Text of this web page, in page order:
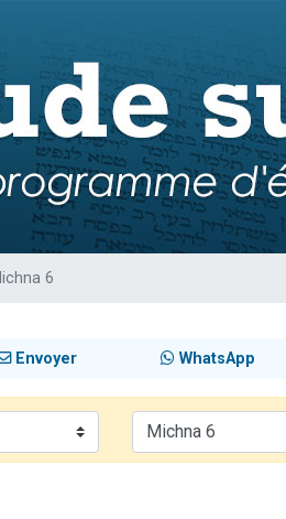
de demander une bénédiction
de faire un don pour Sauvez la jambe
étudier en groupe sur Zoom
dans Torah-Box Music
de demander une bénédiction
6
Envoyer WhatsApp